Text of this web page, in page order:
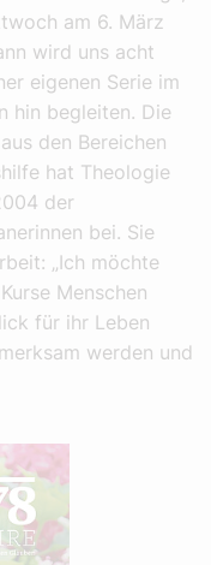
am 6. März
wird uns acht
eigenen Serie im
hin begleiten. Die
den Bereichen
hat Theologie
der
bei. Sie
„Ich möchte
Menschen
für ihr Leben
werden und